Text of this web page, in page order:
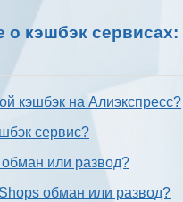
о кэшбэк сервисах:
кэшбэк на Алиэкспресс?
сервис?
или развод?
обман или развод?